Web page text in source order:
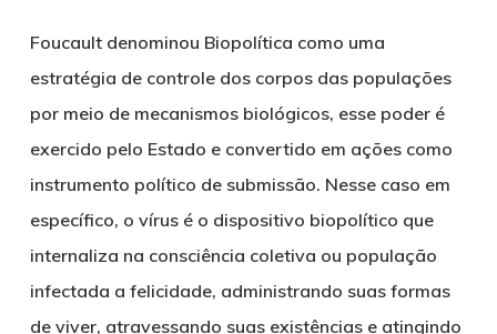
Foucault denominou Biopolítica como uma
estratégia de controle dos corpos das populações
por meio de mecanismos biológicos, esse poder é
exercido pelo Estado e convertido em ações como
instrumento político de submissão. Nesse caso em
específico, o vírus é o dispositivo biopolítico que
internaliza na consciência coletiva ou população
infectada a felicidade, administrando suas formas
de viver, atravessando suas existências e atingindo